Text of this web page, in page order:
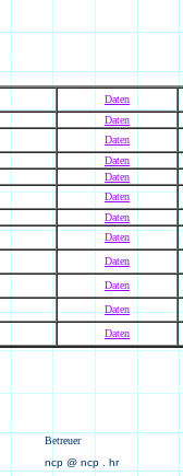
Daten
Daten
Daten
Daten
Daten
Daten
Daten
Daten
Daten
Daten
Daten
Daten
Betreuer
ncp @ ncp . hr